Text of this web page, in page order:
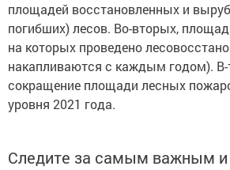
площадей восстановленных и
погибших) лесов. Во-вторых,
на которых проведено
накапливаются с каждым годом). В-
сокращение площади лесных
уровня 2021 года.
Следите за самым важным